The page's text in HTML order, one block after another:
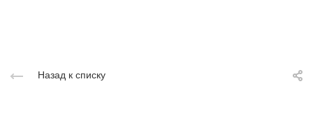
Назад к списку